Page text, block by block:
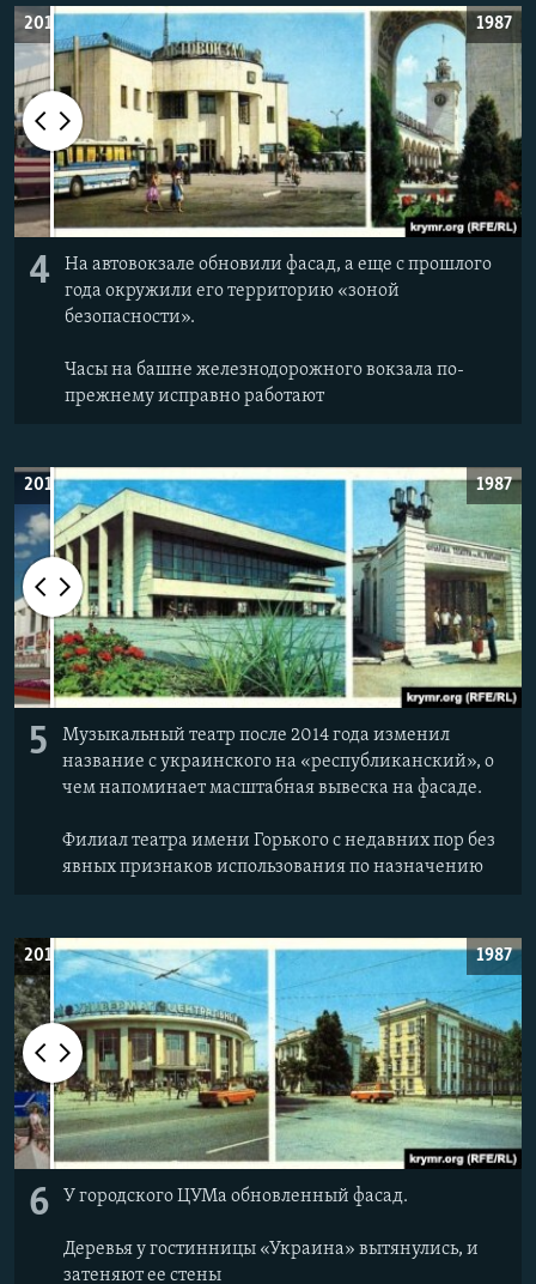
2019 1987
4
На автовокзале обновили фасад, а еще с прошлого
года окружили его территорию «зоной
безопасности».
Часы на башне железнодорожного вокзала по-
прежнему исправно работают
2019 1987
5
Музыкальный театр после 2014 года изменил
название с украинского на «республиканский», о
чем напоминает масштабная вывеска на фасаде.
Филиал театра имени Горького с недавних пор без
явных признаков использования по назначению
2019 1987
6 У городского ЦУМа обновленный фасад.
Деревья у гостинницы «Украина» вытянулись, и
затеняют ее стены